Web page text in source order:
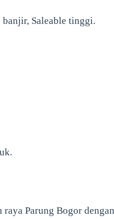
Saleable tinggi.
Parung Bogor